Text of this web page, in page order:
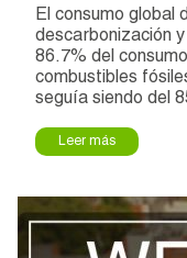
El consumo global
descarbonización
86.7% del
combustibles
seguía siendo del
Leer más